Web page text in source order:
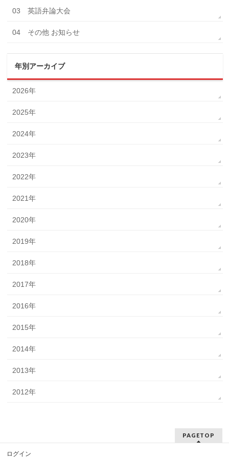
03 英語弁論大会
04 その他 お知らせ
年別アーカイブ
2026年
2025年
2024年
2023年
2022年
2021年
2020年
2019年
2018年
2017年
2016年
2015年
2014年
2013年
2012年
PAGETOP
ログイン